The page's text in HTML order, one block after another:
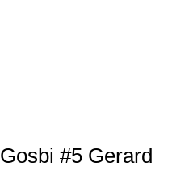
#5 Gerard